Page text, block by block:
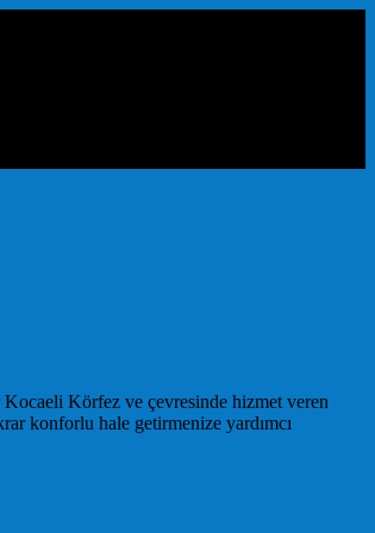
Kocaeli Körfez ve çevresinde hizmet veren
konforlu hale getirmenize yardımcı